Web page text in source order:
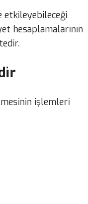
etkileyebileceği
hesaplamalarının
işlemleri